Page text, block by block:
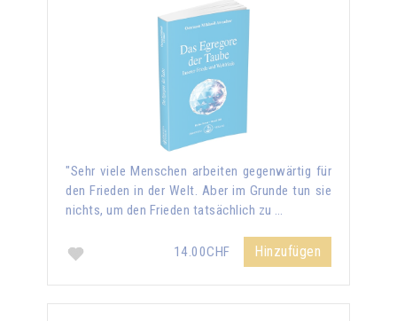
"Sehr viele Menschen arbeiten gegenwärtig für
den Frieden in der Welt. Aber im Grunde tun sie
nichts, um den Frieden tatsächlich zu …
14.00CHF Hinzufügen